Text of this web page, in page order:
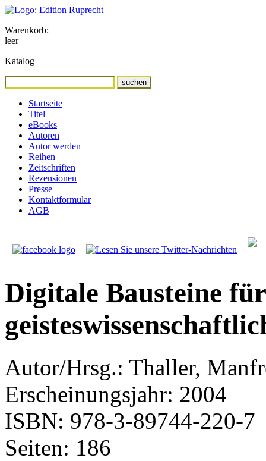
Warenkorb:
leer
Katalog
Startseite
Titel
eBooks
Autoren
Autor werden
Reihen
Zeitschriften
Rezensionen
Presse
Kontaktformular
AGB
Digitale Bausteine
Autor/Hrsg.: Thaller,
Erscheinungsjahr: 2004
ISBN: 978-3-89744-220-7
Seiten: 186